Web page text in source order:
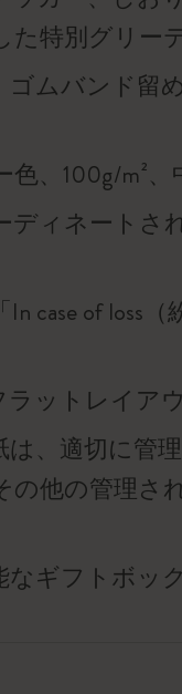
た特別グリー
ゴムバンド留
色、100g/m²、
ディネートさ
case of loss
ラットレイア
は、適切に管
の他の管理さ
なギフトボッ